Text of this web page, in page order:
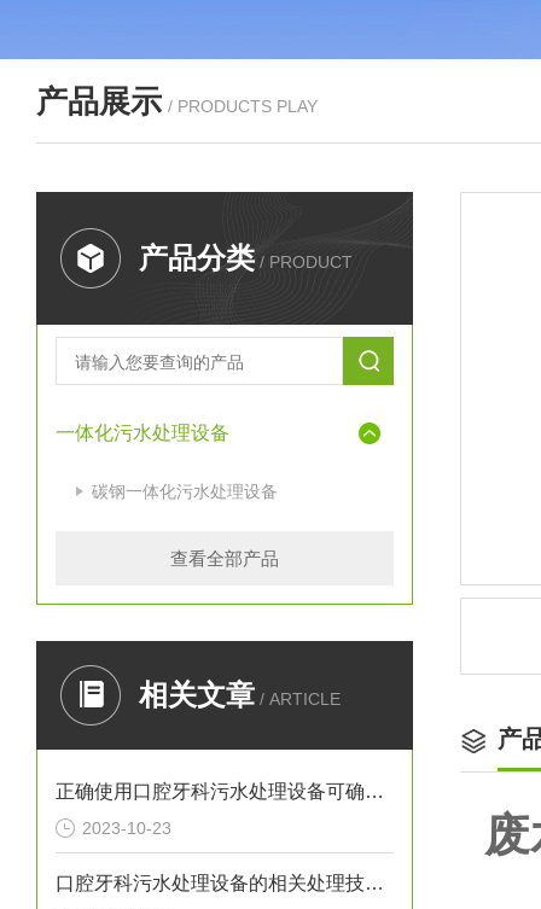
产品展示 / PRODUCTS PLAY
产品分类 / PRODUCT
一体化污水处理设备
碳钢一体化污水处理设备
查看全部产品
相关文章 / ARTICLE
正确使用口腔牙科污水处理设备可确保处理效果
2023-10-23
口腔牙科污水处理设备的相关处理技术介绍
产